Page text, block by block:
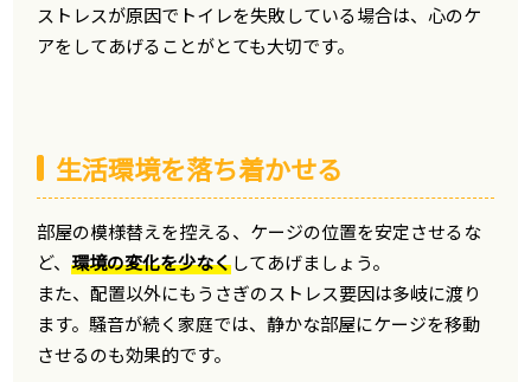
ストレスが原因でトイレを失敗している場合は、心のケ
アをしてあげることがとても大切です。
生活環境を落ち着かせる
部屋の模様替えを控える、ケージの位置を安定させるな
ど、環境の変化を少なくしてあげましょう。
また、配置以外にもうさぎのストレス要因は多岐に渡り
ます。騒音が続く家庭では、静かな部屋にケージを移動
させるのも効果的です。